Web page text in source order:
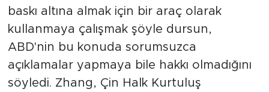
baskı altına almak için bir araç olarak
kullanmaya çalışmak şöyle dursun,
ABD'nin bu konuda sorumsuzca
açıklamalar yapmaya bile hakkı olmadığını
söyledi. Zhang, Çin Halk Kurtuluş